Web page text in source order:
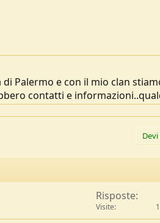
Palermo e con il mio clan
contatti e
Risposte
Visite